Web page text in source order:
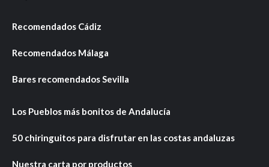
Recomendados Cádiz
Recomendados Málaga
Bares recomendados Sevilla
Los Pueblos más bonitos de Andalucía
50 chiringuitos para disfrutar en las costas andaluzas
Nuestra carta por productos